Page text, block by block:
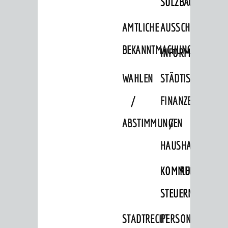
AMTLICHE
BEKANNTMACHUNGEN
WAHLEN
/
ABSTIMMUNGEN
STÄDTISCHE
FINANZEN
/
HAUSHALT
KOMMUNALE
STEUERN
STADTRECHTPERSONALRAT